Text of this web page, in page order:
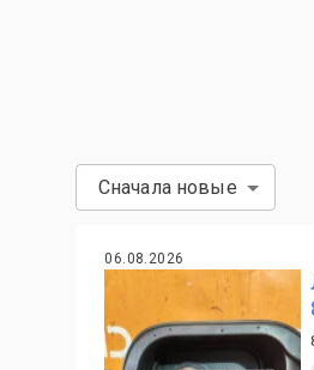
Сначала новые
06.08.2026